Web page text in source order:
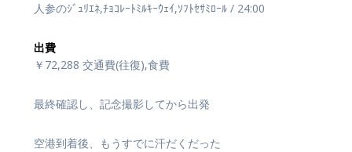
人参のｼﾞｭﾘｴﾈ,ﾁｮｺﾚｰﾄﾐﾙｷｰｳｪｲ,ｿﾌﾄｾｻﾐﾛｰﾙ / 24:00
出費
￥72,288 交通費(往復),食費
最終確認し、記念撮影してから出発
空港到着後、もうすでに汗だくだった